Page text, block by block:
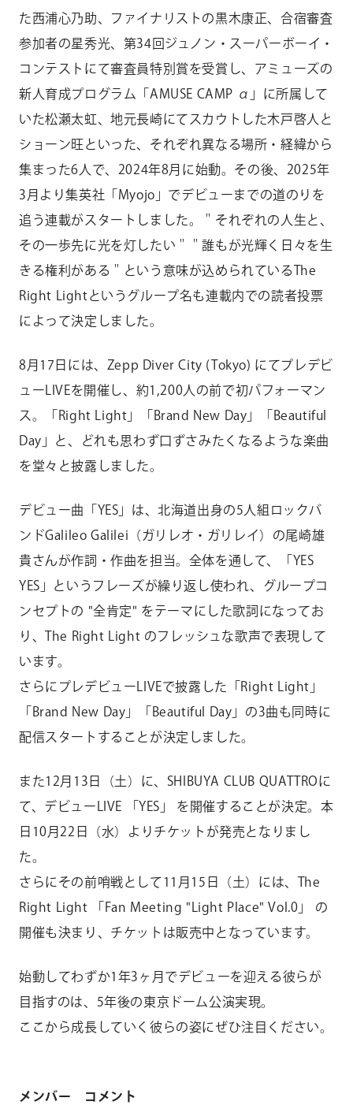
た西浦心乃助、ファイナリストの黒木康正、合宿審査
参加者の星秀光、第34回ジュノン・スーパーボーイ・
コンテストにて審査員特別賞を受賞し、アミューズの
新人育成プログラム「AMUSE CAMP α」に所属して
いた松瀬太虹、地元長崎にてスカウトした木戸啓人と
ショーン旺といった、それぞれ異なる場所・経緯から
集まった6人で、2024年8月に始動。その後、2025年
3月より集英社「Myojo」でデビューまでの道のりを
追う連載がスタートしました。＂それぞれの⼈⽣と、
その⼀歩先に光を灯したい＂＂誰もが光輝く⽇々を⽣
きる権利がある＂という意味が込められているThe
Right Lightというグループ名も連載内での読者投票
によって決定しました。
8月17日には、Zepp Diver City (Tokyo) にてプレデビ
ューLIVEを開催し、約1,200人の前で初パフォーマン
ス。「Right Light」「Brand New Day」「Beautiful
Day」と、どれも思わず口ずさみたくなるような楽曲
を堂々と披露しました。
デビュー曲「YES」は、北海道出身の5人組ロックバ
ンドGalileo Galilei（ガリレオ・ガリレイ）の尾崎雄
貴さんが作詞・作曲を担当。全体を通して、「YES
YES」というフレーズが繰り返し使われ、グループコ
ンセプトの "全肯定" をテーマにした歌詞になってお
り、The Right Light のフレッシュな歌声で表現して
います。
さらにプレデビューLIVEで披露した「Right Light」
「Brand New Day」「Beautiful Day」の3曲も同時に
配信スタートすることが決定しました。
また12月13日（土）に、SHIBUYA CLUB QUATTROに
て、デビューLIVE 「YES」 を開催することが決定。本
日10月22日（水）よりチケットが発売となりまし
た。
さらにその前哨戦として11月15日（土）には、The
Right Light 「Fan Meeting "Light Place" Vol.0」 の
開催も決まり、チケットは販売中となっています。
始動してわずか1年3ヶ月でデビューを迎える彼らが
目指すのは、5年後の東京ドーム公演実現。
ここから成長していく彼らの姿にぜひ注目ください。
メンバー コメント